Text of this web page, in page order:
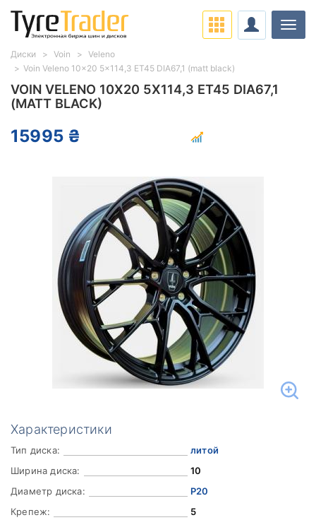
VOIN VELENO 10X20 5X114,3 ET45 DIA67,1
(MATT BLACK)
15995 ₴
Характеристики
Тип диска:
литой
Ширина диска:
10
Диаметр диска:
Р20
Крепеж:
5
Диски Voin
Veleno
Voin Veleno 10x20 5x114,3 ET45 DIA67,1 (matt black)